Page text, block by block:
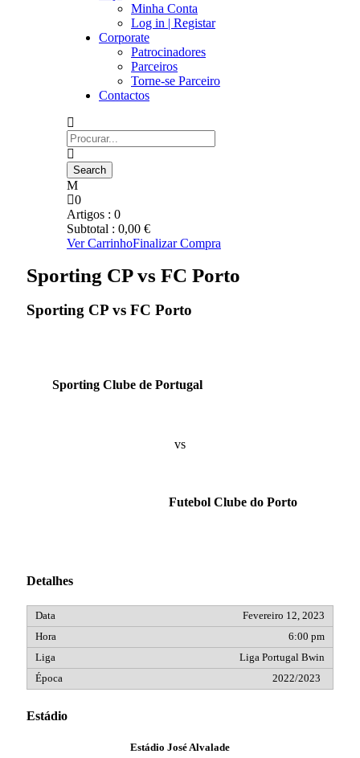
Minha Conta
Log in | Registar
Corporate
Patrocinadores
Parceiros
Torne-se Parceiro
Contactos
0
Artigos : 0
Subtotal : 0,00 €
Ver CarrinhoFinalizar Compra
Sporting CP vs FC Porto
Sporting CP vs FC Porto
Sporting Clube de Portugal
vs
Futebol Clube do Porto
Detalhes
Fevereiro 12, 2023
6:00 pm
Liga Portugal Bwin
2022/2023
Estádio
Estádio José Alvalade